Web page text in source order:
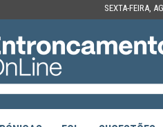
SEXTA-FEIRA,